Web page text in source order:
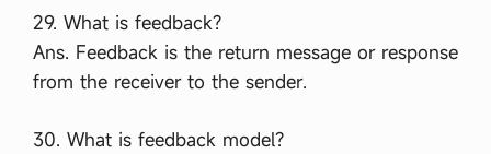
29. What is feedback?
Ans. Feedback is the return message or response
from the receiver to the sender.
30. What is feedback model?